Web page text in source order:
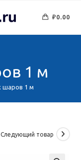
₽0.00
1 м
шаров 1 м
Следующий товар